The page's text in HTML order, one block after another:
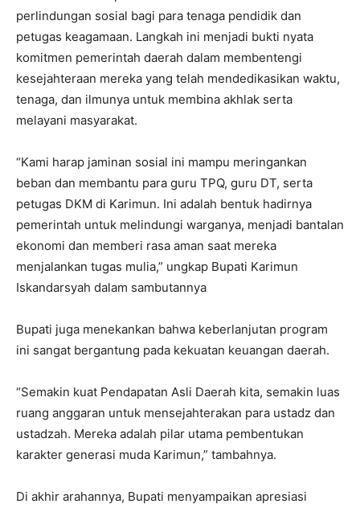
perlindungan sosial bagi para tenaga pendidik dan
petugas keagamaan. Langkah ini menjadi bukti nyata
komitmen pemerintah daerah dalam membentengi
kesejahteraan mereka yang telah mendedikasikan waktu,
tenaga, dan ilmunya untuk membina akhlak serta
melayani masyarakat.
“Kami harap jaminan sosial ini mampu meringankan
beban dan membantu para guru TPQ, guru DT, serta
petugas DKM di Karimun. Ini adalah bentuk hadirnya
pemerintah untuk melindungi warganya, menjadi bantalan
ekonomi dan memberi rasa aman saat mereka
menjalankan tugas mulia,” ungkap Bupati Karimun
Iskandarsyah dalam sambutannya
Bupati juga menekankan bahwa keberlanjutan program
ini sangat bergantung pada kekuatan keuangan daerah.
“Semakin kuat Pendapatan Asli Daerah kita, semakin luas
ruang anggaran untuk mensejahterakan para ustadz dan
ustadzah. Mereka adalah pilar utama pembentukan
karakter generasi muda Karimun,” tambahnya.
Di akhir arahannya, Bupati menyampaikan apresiasi